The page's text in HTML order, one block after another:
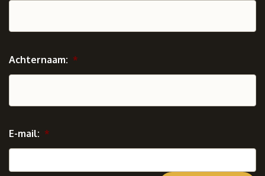
Achternaam: *
E-mail: *